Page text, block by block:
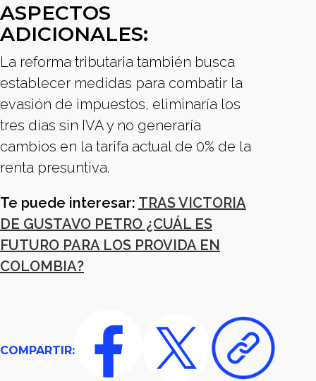
ASPECTOS
ADICIONALES:
La reforma tributaria también busca
establecer medidas para combatir la
evasión de impuestos, eliminaría los
tres días sin IVA y no generaría
cambios en la tarifa actual de 0% de la
renta presuntiva.
Te puede interesar: TRAS VICTORIA
DE GUSTAVO PETRO ¿CUÁL ES
FUTURO PARA LOS PROVIDA EN
COLOMBIA?
COMPARTIR: